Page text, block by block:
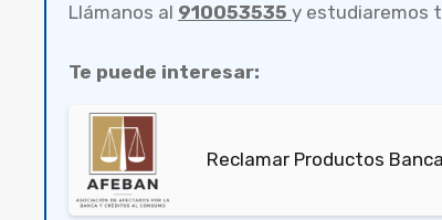
Llámanos al 910053535 y estudiaremos
Te puede interesar:
Reclamar Productos